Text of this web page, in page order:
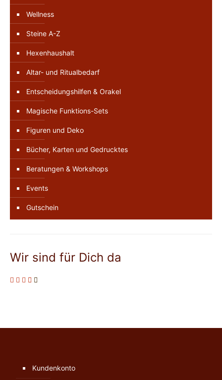
Wellness
Steine A-Z
Hexenhaushalt
Altar- und Ritualbedarf
Entscheidungshilfen & Orakel
Magische Funktions-Sets
Figuren und Deko
Bücher, Karten und Gedrucktes
Beratungen & Workshops
Events
Gutschein
Wir sind für Dich da
Kundenkonto